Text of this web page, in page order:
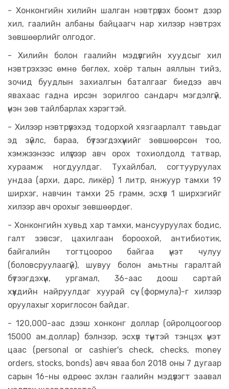
- Хонконгийн хилийн шалган нэвтрүүлэх боомт дээр
хил, гаалийн албаны байцаагч нар хилээр нэвтрэх
зөвшөөрлийг олгодог.
- Хилийн болон гаалийн мэдүүлгийн хуудсыг хил
нэвтрэхээс өмнө бөглөх, хоёр талын аяллын тийз,
зочид буудлын захиалгын баталгааг биедээ авч
явахаас гадна ирсэн зорилгоо сандарч мэгдэлгүй,
үнэн зөв тайлбарлах хэрэгтэй.
- Хилээр нэвтрүүлэхэд тодорхой хязгаарлалт тавьдаг
эд зүйлс, бараа, бүтээгдэхүүнийг зөвшөөрсөн тоо,
хэмжээнээс илүүгээр авч орох тохиолдолд татвар,
хураамж ногдуулдаг. Тухайлбал, согтууруулах
ундаа (архи, дарс, ликёр) 1 литр, янжуур тамхи 19
ширхэг, навчин тамхи 25 грамм, эсхүл 1 ширхэгийг
хилээр авч орохыг зөвшөөрдөг.
- Хонконгийн хувьд хар тамхи, мансууруулах бодис,
галт зэвсэг, цахилгаан бороохой, антибиотик,
байгалийн тогтцоороо байгаа үнэт чулуу
(боловсруулаагүй), шувуу болон амьтны гаралтай
бүтээгдэхүүн, ургамал, 36-аас доош сартай
хүүхдийн найруулдаг хуурай сүү (формула)-г хилээр
оруулахыг хориглосон байдаг.
- 120,000-аас дээш хонконг доллар (ойролцоогоор
15000 ам.доллар) бэлнээр, эсхүл түүнтэй тэнцэх үнэт
цаас (personal or cashier's check, checks, money
orders, stocks, bonds) авч яваа бол 2018 оны 7 дугаар
сарын 16-ны өдрөөс эхлэн гаалийн мэдүүлэгт заавал